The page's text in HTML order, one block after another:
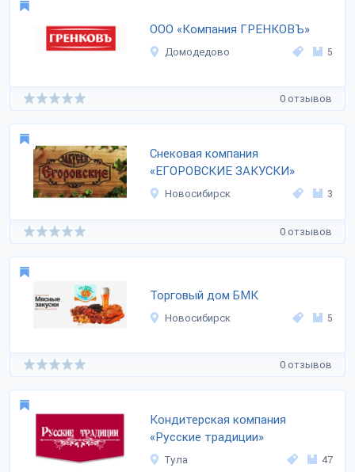
ООО «Компания ГРЕНКОВЪ»
Домодедово 5
0 отзывов
Снековая компания
«ЕГОРОВСКИЕ ЗАКУСКИ»
Новосибирск 3
0 отзывов
Торговый дом БМК
Новосибирск 5
0 отзывов
Кондитерская компания
«Русские традиции»
Тула 47